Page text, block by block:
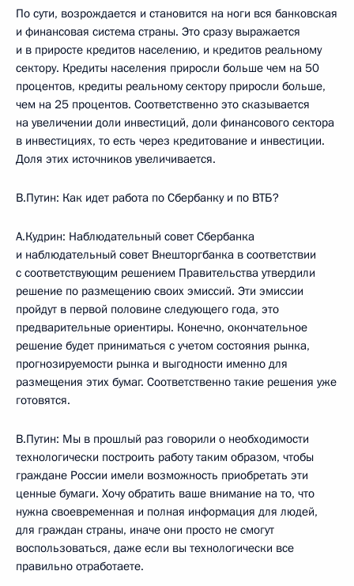
По сути, возрождается и становится на ноги вся банковская
и финансовая система страны. Это сразу выражается
и в приросте кредитов населению, и кредитов реальному
сектору. Кредиты населения приросли больше чем на 50
процентов, кредиты реальному сектору приросли больше,
чем на 25 процентов. Соответственно это сказывается
на увеличении доли инвестиций, доли финансового сектора
в инвестициях, то есть через кредитование и инвестиции.
Доля этих источников увеличивается.
В.Путин: Как идет работа по Сбербанку и по ВТБ?
А.Кудрин: Наблюдательный совет Сбербанка
и наблюдательный совет Внешторгбанка в соответствии
с соответствующим решением Правительства утвердили
решение по размещению своих эмиссий. Эти эмиссии
пройдут в первой половине следующего года, это
предварительные ориентиры. Конечно, окончательное
решение будет приниматься с учетом состояния рынка,
прогнозируемости рынка и выгодности именно для
размещения этих бумаг. Соответственно такие решения уже
готовятся.
В.Путин: Мы в прошлый раз говорили о необходимости
технологически построить работу таким образом, чтобы
граждане России имели возможность приобретать эти
ценные бумаги. Хочу обратить ваше внимание на то, что
нужна своевременная и полная информация для людей,
для граждан страны, иначе они просто не смогут
воспользоваться, даже если вы технологически все
правильно отработаете.